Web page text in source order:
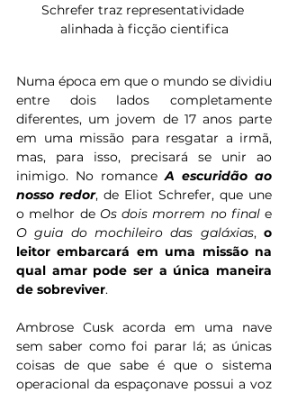
Schrefer traz representatividade
alinhada à ficção cientifica
Numa época em que o mundo se dividiu
entre dois lados completamente
diferentes, um jovem de 17 anos parte
em uma missão para resgatar a irmã,
mas, para isso, precisará se unir ao
inimigo. No romance A escuridão ao
nosso redor, de Eliot Schrefer, que une
o melhor de Os dois morrem no final
O guia do mochileiro das galáxias, o
leitor embarcará em uma missão na
qual amar pode ser a única maneira
de sobreviver.
Ambrose Cusk acorda em uma nave
sem saber como foi parar lá; as únicas
coisas de que sabe é que o sistema
operacional da espaçonave possui a voz